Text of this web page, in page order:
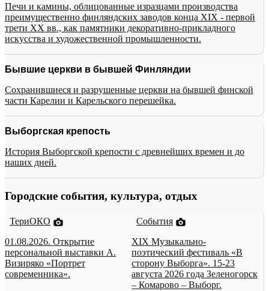
Печи и камины, облицованные изразцами производства
преимущественно финляндских заводов конца XIX - первой
трети XX вв., как памятники декоративно-прикладного
искусства и художественной промышленности.
Бывшие церкви в бывшей Финляндии
Сохранившиеся и разрушенные церкви на бывшей финской
части Карелии и Карельского перешейка.
Выборгская крепость
История Выборгской крепости с древнейших времен и до
наших дней.
Городские события, культура, отдых
ТериОКО
01.08.2026. Открытие
персональной выставки А.
Визиряко «Портрет
современника».
События
XIX Музыкально-
поэтический фестиваль «В
сторону Выборга». 15-23
августа 2026 года Зеленогорск
– Комарово – Выборг.